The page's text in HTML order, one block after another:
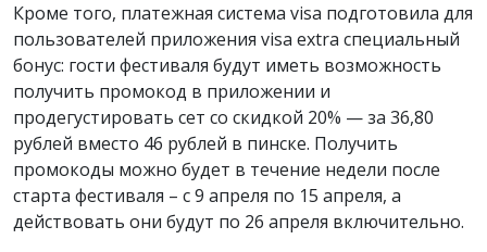
Кроме того, платежная система visa подготовила для
пользователей приложения visa extra специальный
бонус: гости фестиваля будут иметь возможность
получить промокод в приложении и
продегустировать сет со скидкой 20% — за 36,80
рублей вместо 46 рублей в пинске. Получить
промокоды можно будет в течение недели после
старта фестиваля – с 9 апреля по 15 апреля, а
действовать они будут по 26 апреля включительно.